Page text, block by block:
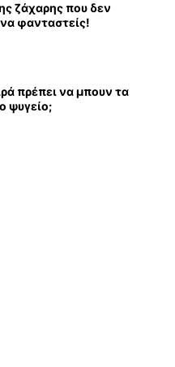
ζάχαρης που δεν
φανταστείς!
πρέπει να μπουν τα
ψυγείο;